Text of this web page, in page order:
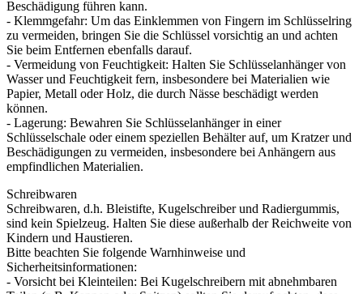
Beschädigung führen kann.
- Klemmgefahr: Um das Einklemmen von Fingern im Schlüsselring
zu vermeiden, bringen Sie die Schlüssel vorsichtig an und achten
Sie beim Entfernen ebenfalls darauf.
- Vermeidung von Feuchtigkeit: Halten Sie Schlüsselanhänger von
Wasser und Feuchtigkeit fern, insbesondere bei Materialien wie
Papier, Metall oder Holz, die durch Nässe beschädigt werden
können.
- Lagerung: Bewahren Sie Schlüsselanhänger in einer
Schlüsselschale oder einem speziellen Behälter auf, um Kratzer und
Beschädigungen zu vermeiden, insbesondere bei Anhängern aus
empfindlichen Materialien.
Schreibwaren
Schreibwaren, d.h. Bleistifte, Kugelschreiber und Radiergummis,
sind kein Spielzeug. Halten Sie diese außerhalb der Reichweite von
Kindern und Haustieren.
Bitte beachten Sie folgende Warnhinweise und
Sicherheitsinformationen:
- Vorsicht bei Kleinteilen: Bei Kugelschreibern mit abnehmbaren